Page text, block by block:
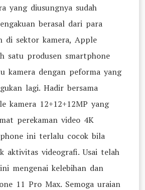
yang diusungnya sudah
berasal dari para
di sektor kamera, Apple
satu produsen smartphone
kamera dengan peforma yang
lagi. Hadir bersama
kamera 12+12+12MP yang
perekaman video 4K
ini terlalu cocok bila
aktivitas videografi. Usai telah
mengenai kelebihan dan
11 Pro Max. Semoga uraian